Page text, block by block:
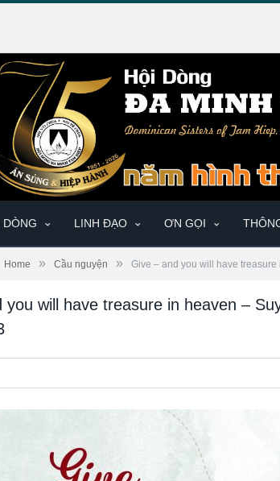
DÒNG LINH ĐẠO ƠN GỌI
Home » Cầu nguyện » Give – and you will have
you will have treasure in heaven –